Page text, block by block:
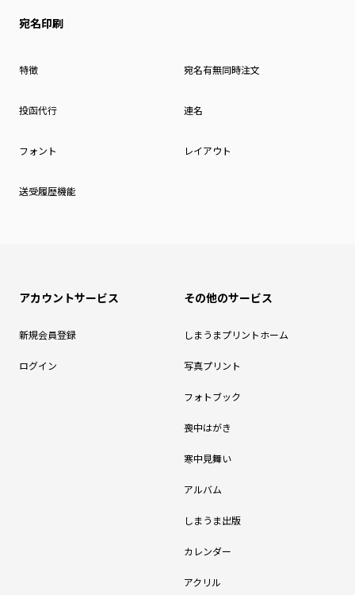
宛名印刷
特徴 宛名有無同時注文
投函代行 連名
フォント レイアウト
送受履歴機能
アカウントサービス
新規会員登録
ログイン
その他のサービス
しまうまプリントホーム
写真プリント
フォトブック
喪中はがき
寒中見舞い
アルバム
しまうま出版
カレンダー
アクリル